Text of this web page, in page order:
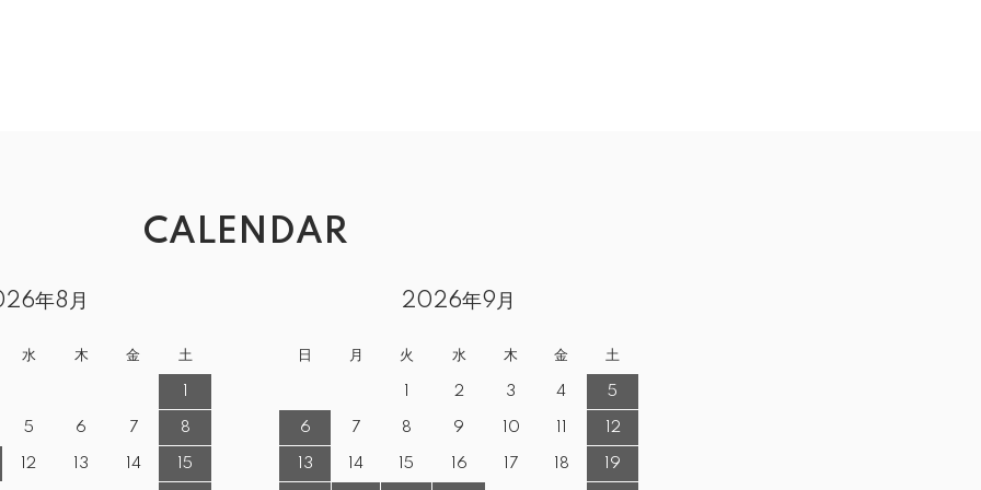
CALENDAR
年8月
水 木 金 土
5 6 7 8
12 13 14 15
2026年9月
日 月 火 水 木 金 土
2 3 4 5
6 7 8 9 10 12
13 14 15 16 17 18 19